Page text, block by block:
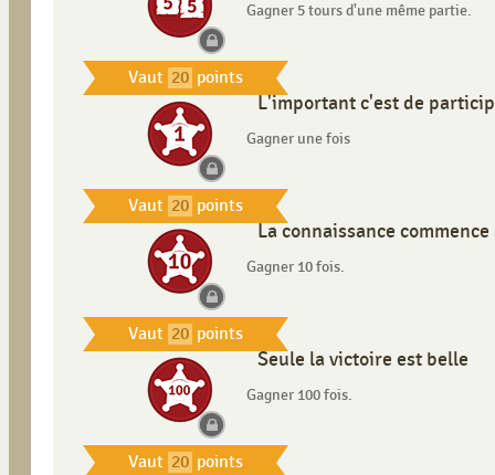
Vaut 20 points
Gagner 5 tours d'une même partie.
Vaut 20 points
L'important c'est de
Gagner une fois
Vaut 20 points
La connaissance
Gagner 10 fois.
Vaut 20 points
Seule la victoire est belle
Gagner 100 fois.